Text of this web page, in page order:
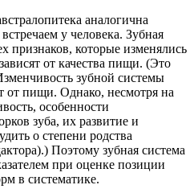
аналогична
у человека. Зубная
признаков, которые изменялись
от качества пищи. (Это
зубной системы
от пищи. Однако, несмотря на
особенности
зуба, их развитие и
о степени родства
Поэтому зубная система
при оценке позиции
в систематике.